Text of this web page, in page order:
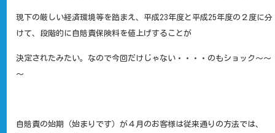
現下の厳しい経済環境等を踏まえ、平成23年度と平成25年度の２度に分
けて、段階的に自賠責保険料を値上げすることが
決定されたみたい。なので今回だけじゃない・・・・のもショック～～
～
自賠責の始期（始まりです）が４月のお客様は従来通りの方法では、